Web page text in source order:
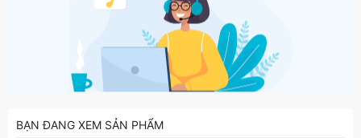
BẠN ĐANG XEM SẢN PHẨM